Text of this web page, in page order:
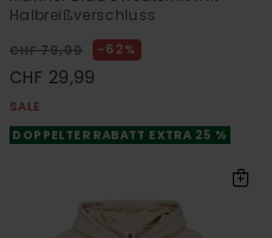
Halbreißverschluss
CHF 79,00 62%
CHF 29,99
SALE
DOPPELTER RABATT EXTRA 25 %